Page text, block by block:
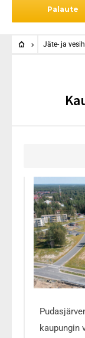
Palaute
Jäte- ja
kaupungin